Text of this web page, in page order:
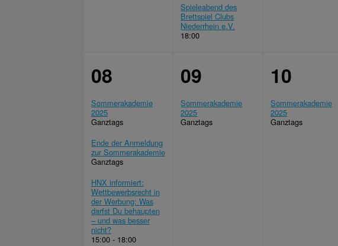
Spieleabend des
Brettspiel Clubs
Niederrhein e.V.
18:00
08
Sommerakademie
2025
Ganztags
Ende der Anmeldung
zur Sommerakademie
Ganztags
HNX informiert:
Wettbewerbsrecht in
der Werbung: Was
darfst Du behaupten
– und was besser
nicht?
15:00 - 18:00
09
Sommerakademie
2025
Ganztags
10
Sommerakademie
2025
Ganztags